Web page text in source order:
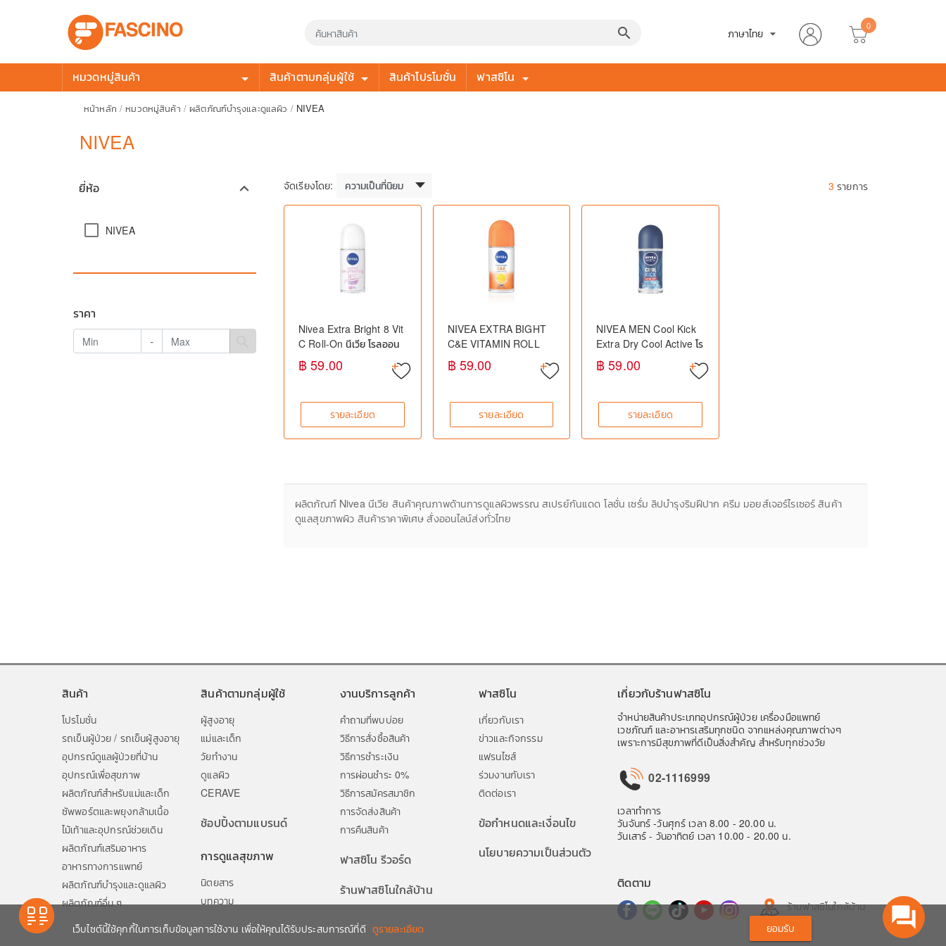
search ภาษาไทย arrow_drop_down
0
หมวดหมู่สินค้า สินค้าตามกลุ่มผู้ใช้ สินค้าโปรโมชั่น ฟาสซิโน
หน้าหลัก / หมวดหมู่สินค้า / ผลิตภัณฑ์บำรุงและดูแลผิว / NIVEA
NIVEA
ยี่ห้อ keyboard_arrow_up
NIVEA
ราคา
-
จัดเรียงโดย: 3 รายการ
Nivea Extra Bright 8 Vit
C Roll-On นีเวีย โรลออน
ใต้วงแขน สูตรวิตามินซีเข้ม
ข้น ลดเหงื่อ ระงับกลิ่นกาย
฿ 59.00
รายละเอียด
NIVEA EXTRA BIGHT
C&E VITAMIN ROLL
ON 50X VITAMIN C
25ML นีเวีย ดีโอ เอ็กซ์ตร้า
ลออนลดเหงื่อและระงับ
กลิ่นกาย ผสานวิตามินซี
50X และวิตามินอี สกัดเข้ม
฿ 59.00
รายละเอียด
NIVEA MEN Cool Kick
Extra Dry Cool Active โร
ลออนสำหรับผู้ชายสูตรเย็น
(25ml.)
฿ 59.00
รายละเอียด
ผลิตภัณฑ์ Nivea นีเวีย สินค้าคุณภาพด้านการดูแลผิวพรรณ สเปรย์กันแดด โลชั่น เซรั่ม ลิปบำรุงริมฝีปาก ครีม มอยส์เจอร์ไรเซอร์ สินค้า
ดูแลสุขภาพผิว สินค้าราคาพิเศษ สั่งออนไลน์ส่งทั่วไทย
สินค้า
โปรโมชั่น
รถเข็นผู้ป่วย / รถเข็นผู้สูงอายุ
อุปกรณ์ดูแลผู้ป่วยที่บ้าน
อุปกรณ์เพื่อสุขภาพ
ผลิตภัณฑ์สำหรับแม่และเด็ก
ซัพพอร์ตและพยุงกล้ามเนื้อ
ไม้เท้าและอุปกรณ์ช่วยเดิน
ผลิตภัณฑ์เสริมอาหาร
อาหารทางการแพทย์
ผลิตภัณฑ์บำรุงและดูแลผิว
ผลิตภัณฑ์อื่น ๆ
สินค้าตามกลุ่มผู้ใช้
ผู้สูงอายุ
แม่และเด็ก
วัยทำงาน
ดูแลผิว
CERAVE
ช้อปปิ้งตามแบรนด์
การดูแลสุขภาพ
นิตยสาร
บทความ
งานบริการลูกค้า
คำถามที่พบบ่อย
วิธีการสั่งซื้อสินค้า
วิธีการชำระเงิน
การผ่อนชำระ 0%
วิธีการสมัครสมาชิก
การจัดส่งสินค้า
การคืนสินค้า
ฟาสซิโน รีวอร์ด
ร้านฟาสซิโนใกล้บ้าน
ฟาสซิโน
เกี่ยวกับเรา
ข่าวและกิจกรรม
แฟรนไซส์
ร่วมงานกับเรา
ติดต่อเรา
ข้อกำหนดและเงื่อนไข
นโยบายความเป็นส่วนตัว
เกี่ยวกับร้านฟาสซิโน
จำหน่ายสินค้าประเภทอุปกรณ์ผู้ป่วย เครื่องมือแพทย์
เวชภัณฑ์ และอาหารเสริมทุกชนิด จากแหล่งคุณภาพต่างๆ
เพราะการมีสุขภาพที่ดีเป็นสิ่งสำคัญ สำหรับทุกช่วงวัย
02-1116999
เวลาทำการ
วันจันทร์ -วันศุกร์ เวลา 8.00 - 20.00 น.
วันเสาร์ - วันอาทิตย์ เวลา 10.00 - 20.00 น.
ติดตาม
ร้านฟาสซิโนใกล้บ้าน question_answer
เว็บไซต์นี้ใช้คุกกี้ในการเก็บข้อมูลการใช้งาน เพื่อให้คุณได้รับประสบการณ์ที่ดี ดูรายละเอียด ยอมรับ